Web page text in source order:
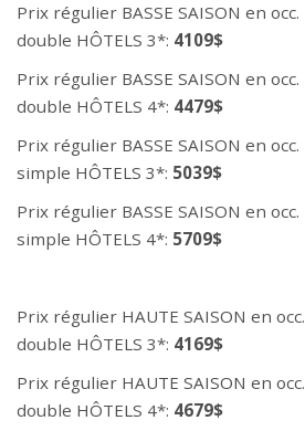
Prix régulier BASSE SAISON en occ.
double HÔTELS 3*: 4109$
Prix régulier BASSE SAISON en occ.
double HÔTELS 4*: 4479$
Prix régulier BASSE SAISON en occ.
simple HÔTELS 3*: 5039$
Prix régulier BASSE SAISON en occ.
simple HÔTELS 4*: 5709$
Prix régulier HAUTE SAISON en occ.
double HÔTELS 3*: 4169$
Prix régulier HAUTE SAISON en occ.
double HÔTELS 4*: 4679$